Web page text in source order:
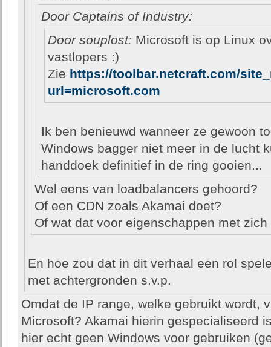
Door Captains of Industry:
Door souplost: Microsoft is op Linux
vastlopers :)
Zie https://toolbar.netcraft.com/
url=microsoft.com
Ik ben benieuwd wanneer ze gewoon
Windows bagger niet meer in de lucht
handdoek definitief in de ring gooien...
Wel eens van loadbalancers gehoord?
Of een CDN zoals Akamai doet?
Of wat dat voor eigenschappen met
En hoe zou dat in dit verhaal een rol
met achtergronden s.v.p.
Omdat de IP range, welke gebruikt wordt,
Microsoft? Akamai hierin gespecialiseerd
hier echt geen Windows voor gebruiken